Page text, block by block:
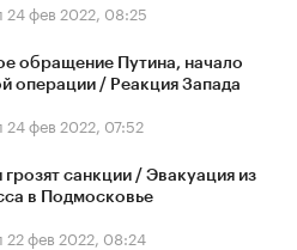
24 фев 2022, 08:25
обращение Путина, начало
операции / Реакция Запада
24 фев 2022, 07:52
грозят санкции / Эвакуация из
в Подмосковье
22 фев 2022, 08:24